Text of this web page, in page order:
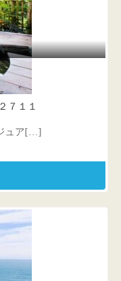
な
７１１
ュア[…]